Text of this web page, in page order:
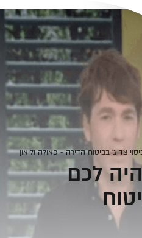
צד ג' בביטוח הדירה - פאולה וליאון
לכם